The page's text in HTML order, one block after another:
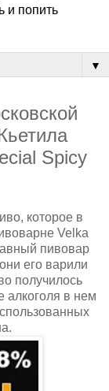
и попить
▼
Spicy
которое в
Velka
пивовар
его варили
получилось
алкоголя в нем